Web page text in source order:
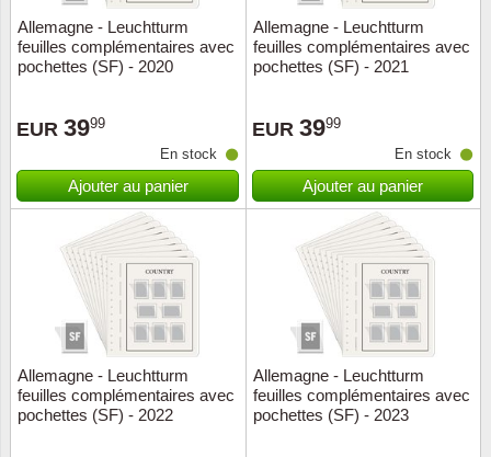
Allemagne - Leuchtturm
feuilles complémentaires avec
pochettes (SF) - 2020
EUR 3999
En stock
Ajouter au panier
Allemagne - Leuchtturm
feuilles complémentaires avec
pochettes (SF) - 2021
EUR 3999
En stock
Ajouter au panier
Allemagne - Leuchtturm
feuilles complémentaires avec
pochettes (SF) - 2022
Allemagne - Leuchtturm
feuilles complémentaires avec
pochettes (SF) - 2023